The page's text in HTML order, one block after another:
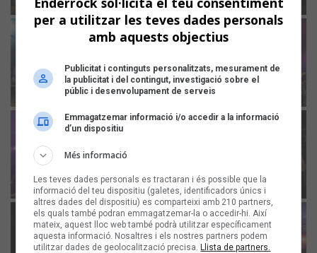
per a utilitzar les teves dades personals
amb aquests objectius
Publicitat i continguts personalitzats, mesurament de
la publicitat i del contingut, investigació sobre el
públic i desenvolupament de serveis
Emmagatzemar informació i/o accedir a la informació
d’un dispositiu
Més informació
Les teves dades personals es tractaran i és possible que la
informació del teu dispositiu (galetes, identificadors únics i
altres dades del dispositiu) es comparteixi amb 210 partners,
els quals també podran emmagatzemar-la o accedir-hi. Així
mateix, aquest lloc web també podrà utilitzar específicament
aquesta informació. Nosaltres i els nostres partners podem
utilitzar dades de geolocalització precisa. Llista de partners.